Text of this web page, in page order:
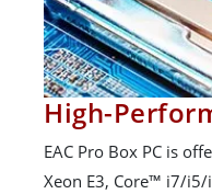
High-
EAC Pro Box PC is
Xeon E3, Core™ i7/